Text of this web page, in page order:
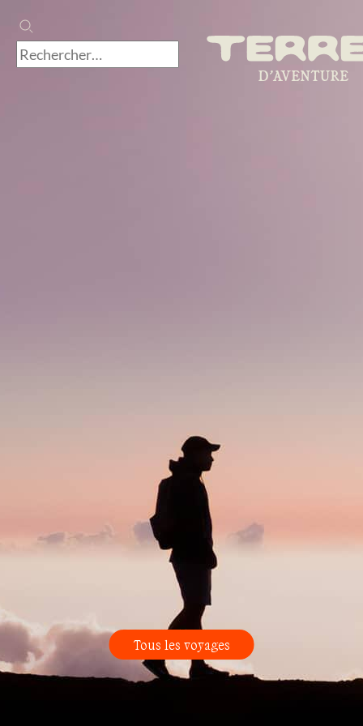
Tous les voyages